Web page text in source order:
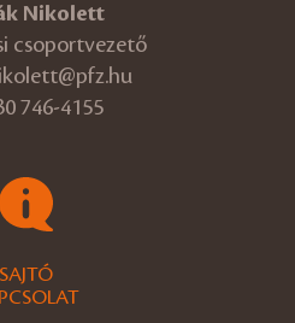
Nikolett
csoportvezető
746-4155
SAJTÓ